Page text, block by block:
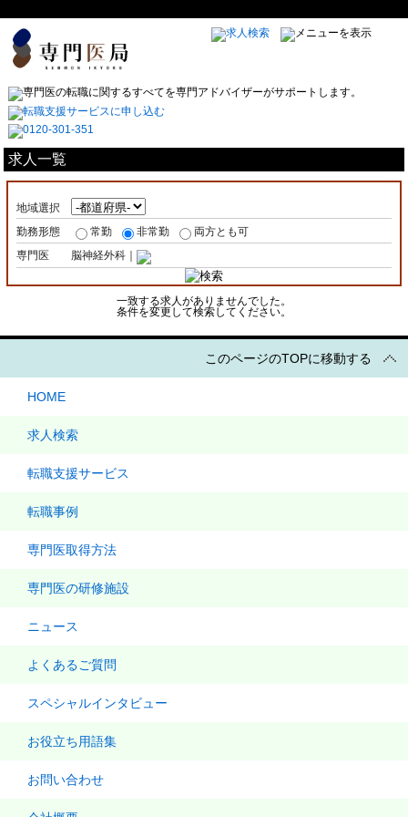
求人一覧
地域選択
勤務形態
常勤 非常勤
両方とも可
専門医
脳神経外科｜
一致する求人がありませんでした。
条件を変更して検索してください。
このページのTOPに移動する
HOME
求人検索
転職支援サービス
転職事例
専門医取得方法
専門医の研修施設
ニュース
よくあるご質問
スペシャルインタビュー
お役立ち用語集
お問い合わせ